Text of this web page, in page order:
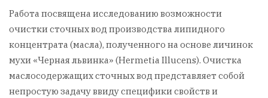
Работа посвящена исследованию возможности
очистки сточных вод производства липидного
концентрата (масла), полученного на основе личинок
мухи «Черная львинка» (Hermetia Illucens). Очистка
маслосодержащих сточных вод представляет собой
непростую задачу ввиду специфики свойств и